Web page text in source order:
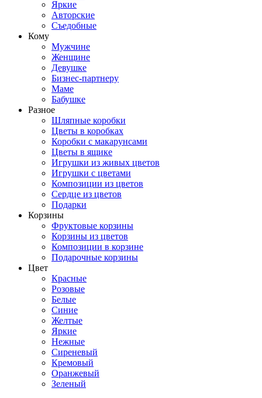
Яркие
Авторские
Съедобные
Кому
Мужчине
Женщине
Девушке
Бизнес-партнеру
Маме
Бабушке
Разное
Шляпные коробки
Цветы в коробках
Коробки с макарунсами
Цветы в ящике
Игрушки из живых цветов
Игрушки с цветами
Композиции из цветов
Сердце из цветов
Подарки
Корзины
Фруктовые корзины
Корзины из цветов
Композиции в корзине
Подарочные корзины
Цвет
Красные
Розовые
Белые
Синие
Желтые
Яркие
Нежные
Сиреневый
Кремовый
Оранжевый
Зеленый